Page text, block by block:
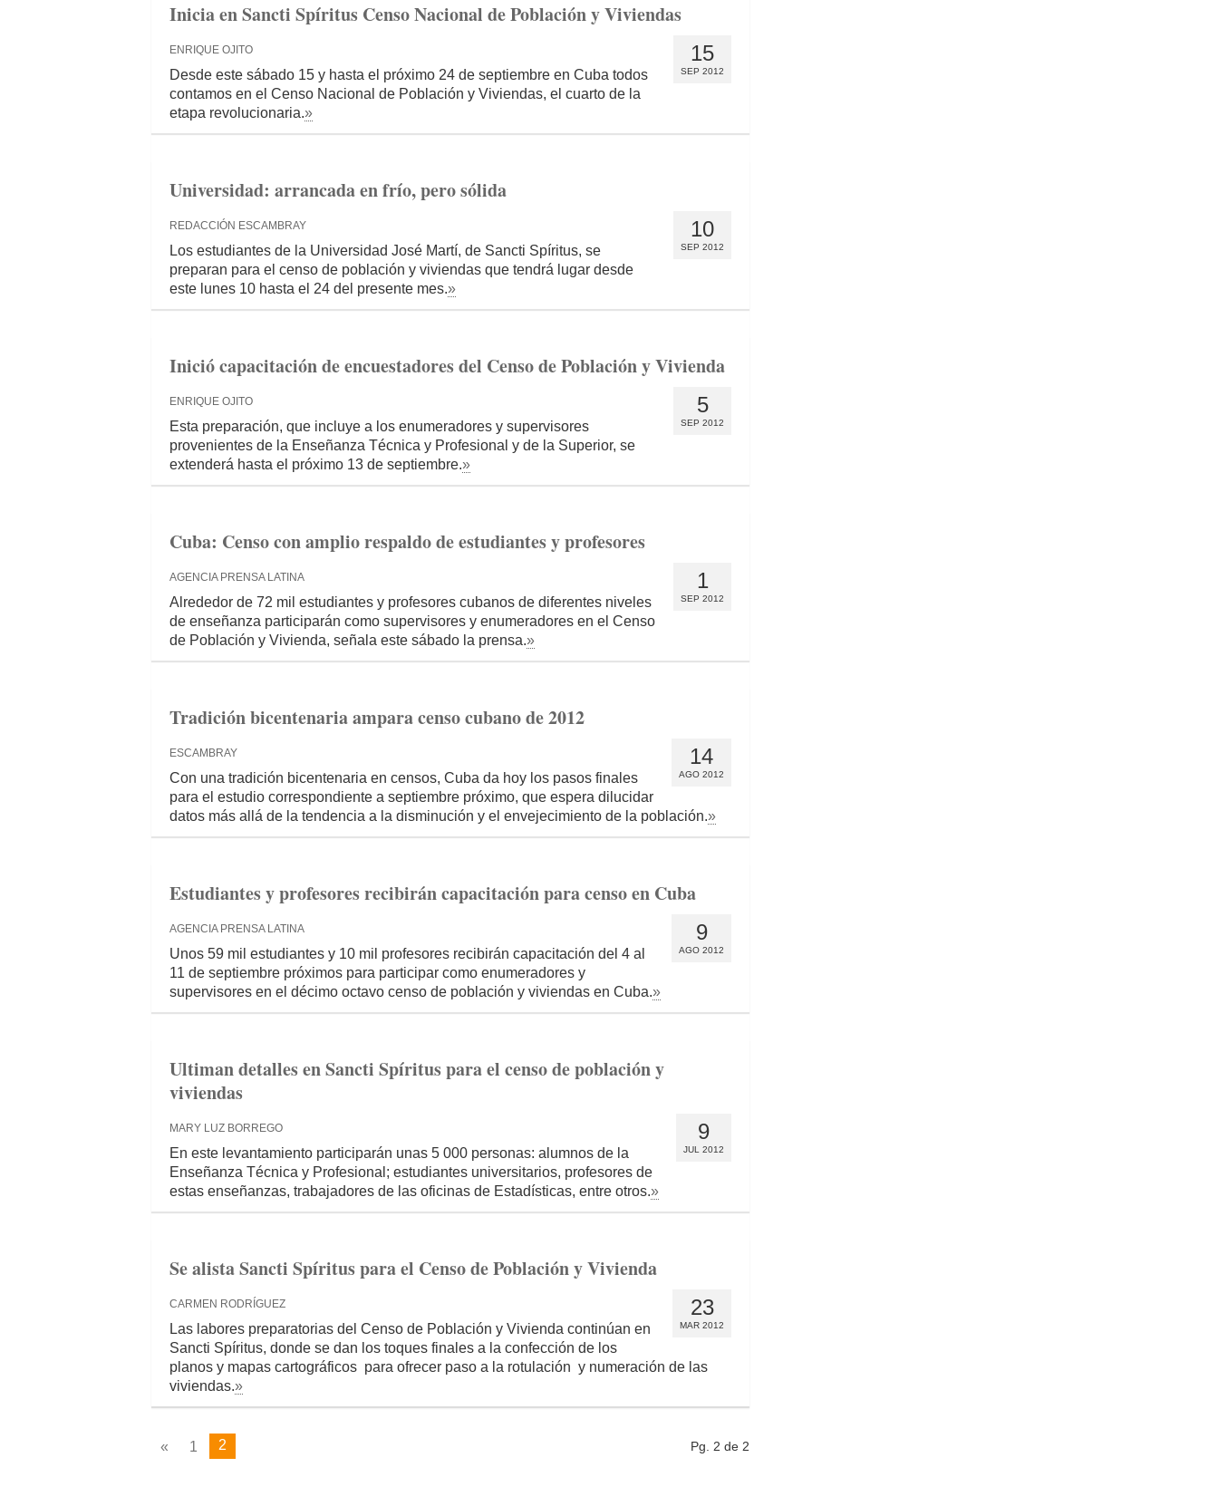
Inicia en Sancti Spíritus Censo Nacional de Población y Viviendas
15
SEP 2012
ENRIQUE OJITO
Desde este sábado 15 y hasta el próximo 24 de septiembre en Cuba todos
contamos en el Censo Nacional de Población y Viviendas, el cuarto de la
etapa revolucionaria.»
Universidad: arrancada en frío, pero sólida
10
SEP 2012
REDACCIÓN ESCAMBRAY
Los estudiantes de la Universidad José Martí, de Sancti Spíritus, se
preparan para el censo de población y viviendas que tendrá lugar desde
este lunes 10 hasta el 24 del presente mes.»
Inició capacitación de encuestadores del Censo de Población y Vivienda
5
SEP 2012
ENRIQUE OJITO
Esta preparación, que incluye a los enumeradores y supervisores
provenientes de la Enseñanza Técnica y Profesional y de la Superior, se
extenderá hasta el próximo 13 de septiembre.»
Cuba: Censo con amplio respaldo de estudiantes y profesores
1
SEP 2012
AGENCIA PRENSA LATINA
Alrededor de 72 mil estudiantes y profesores cubanos de diferentes niveles
de enseñanza participarán como supervisores y enumeradores en el Censo
de Población y Vivienda, señala este sábado la prensa.»
Tradición bicentenaria ampara censo cubano de 2012
14
AGO 2012
ESCAMBRAY
Con una tradición bicentenaria en censos, Cuba da hoy los pasos finales
para el estudio correspondiente a septiembre próximo, que espera dilucidar
datos más allá de la tendencia a la disminución y el envejecimiento de la población.»
Estudiantes y profesores recibirán capacitación para censo en Cuba
9
AGO 2012
AGENCIA PRENSA LATINA
Unos 59 mil estudiantes y 10 mil profesores recibirán capacitación del 4 al
11 de septiembre próximos para participar como enumeradores y
supervisores en el décimo octavo censo de población y viviendas en Cuba.»
Ultiman detalles en Sancti Spíritus para el censo de población y
viviendas
9
JUL 2012
MARY LUZ BORREGO
En este levantamiento participarán unas 5 000 personas: alumnos de la
Enseñanza Técnica y Profesional; estudiantes universitarios, profesores de
estas enseñanzas, trabajadores de las oficinas de Estadísticas, entre otros.»
Se alista Sancti Spíritus para el Censo de Población y Vivienda
23
MAR 2012
CARMEN RODRÍGUEZ
Las labores preparatorias del Censo de Población y Vivienda continúan en
Sancti Spíritus, donde se dan los toques finales a la confección de los
planos y mapas cartográficos para ofrecer paso a la rotulación y numeración de las
viviendas.»
Pg. 2 de 2
« 1 2